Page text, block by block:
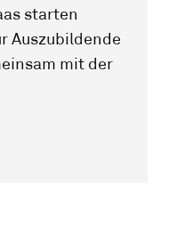
starten
Auszubildende
mit der